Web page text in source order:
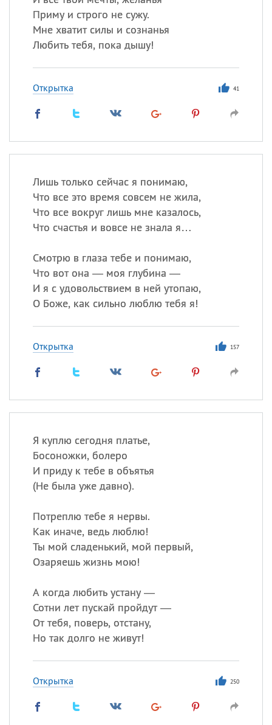
Приму и строго не сужу.
Мне хватит силы и сознанья
Любить тебя, пока дышу!
Открытка 41
Лишь только сейчас я понимаю,
Что все это время совсем не жила,
Что все вокруг лишь мне казалось,
Что счастья и вовсе не знала я…
Смотрю в глаза тебе и понимаю,
Что вот она — моя глубина —
И я с удовольствием в ней утопаю,
О Боже, как сильно люблю тебя я!
Открытка 157
Я куплю сегодня платье,
Босоножки, болеро
И приду к тебе в объятья
(Не была уже давно).
Потреплю тебе я нервы.
Как иначе, ведь люблю!
Ты мой сладенький, мой первый,
Озаряешь жизнь мою!
А когда любить устану —
Сотни лет пускай пройдут —
От тебя, поверь, отстану,
Но так долго не живут!
Открытка 250